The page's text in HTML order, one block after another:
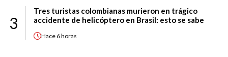
3
Tres turistas colombianas murieron en trágico
accidente de helicóptero en Brasil: esto se sabe
Hace 6 horas